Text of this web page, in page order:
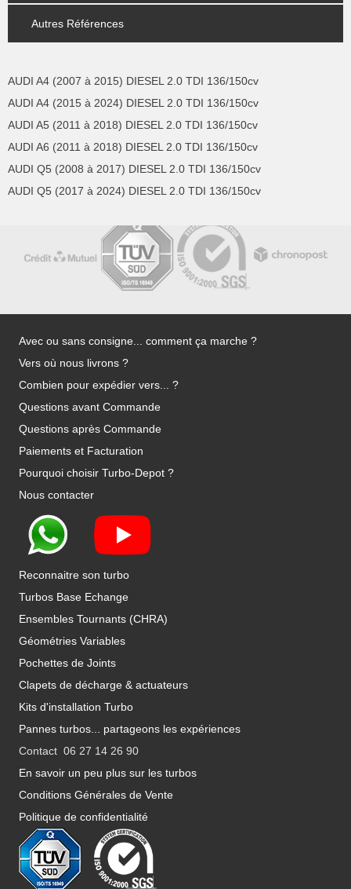
Autres Références
AUDI A4 (2007 à 2015) DIESEL 2.0 TDI 136/150cv
AUDI A4 (2015 à 2024) DIESEL 2.0 TDI 136/150cv
AUDI A5 (2011 à 2018) DIESEL 2.0 TDI 136/150cv
AUDI A6 (2011 à 2018) DIESEL 2.0 TDI 136/150cv
AUDI Q5 (2008 à 2017) DIESEL 2.0 TDI 136/150cv
AUDI Q5 (2017 à 2024) DIESEL 2.0 TDI 136/150cv
Avec ou sans consigne... comment ça marche ?
Vers où nous livrons ?
Combien pour expédier vers... ?
Questions avant Commande
Questions après Commande
Paiements et Facturation
Pourquoi choisir Turbo-Depot ?
Nous contacter
Reconnaitre son turbo
Turbos Base Echange
Ensembles Tournants (CHRA)
Géométries Variables
Pochettes de Joints
Clapets de décharge & actuateurs
Kits d'installation Turbo
Pannes turbos... partageons les expériences
Contact 06 27 14 26 90
En savoir un peu plus sur les turbos
Conditions Générales de Vente
Politique de confidentialité